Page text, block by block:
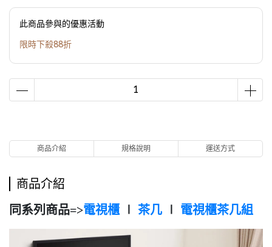
此商品參與的優惠活動
限時下殺88折
商品介紹 規格說明 運送方式
商品介紹
同系列商品=>電視櫃 茶几 電視櫃茶几組